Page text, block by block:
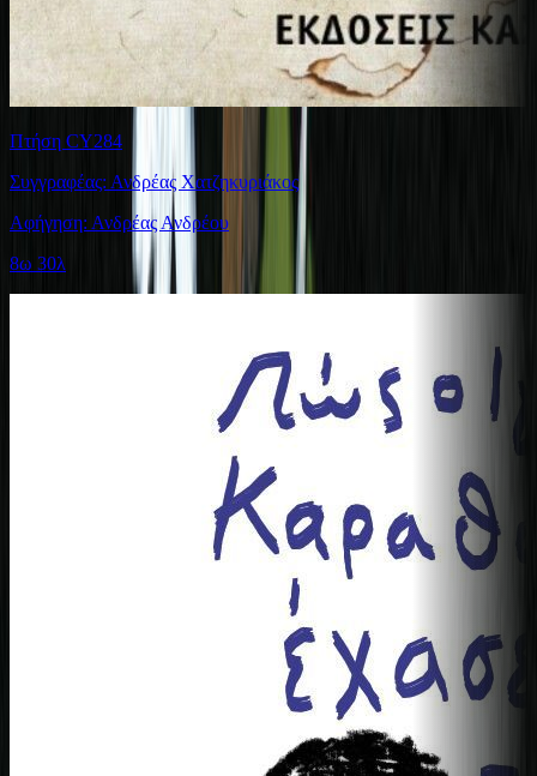
Πτήση CY284
Συγγραφέας: Ανδρέας Χατζηκυριάκος
Αφήγηση: Ανδρέας Ανδρέου
8ω 30λ